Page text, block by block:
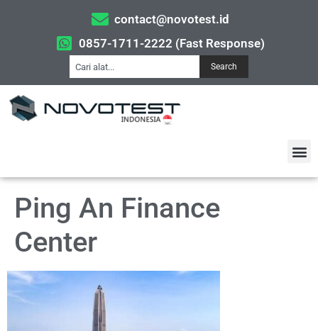
contact@novotest.id
0857-1711-2222 (Fast Response)
Search
Ping An Finance
Center